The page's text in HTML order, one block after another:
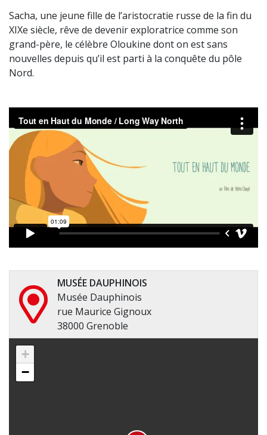
Sacha, une jeune fille de l’aristocratie russe de la fin du
XIXe siècle, rêve de devenir exploratrice comme son
grand-père, le célèbre Oloukine dont on est sans
nouvelles depuis qu’il est parti à la conquête du pôle
Nord.
MUSÉE DAUPHINOIS
Musée Dauphinois
rue Maurice Gignoux
38000 Grenoble
+
−